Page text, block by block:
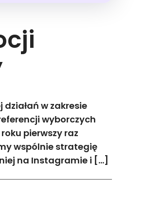
w zakresie
wyborczych
pierwszy raz
wspólnie strategię
na Instagramie i […]